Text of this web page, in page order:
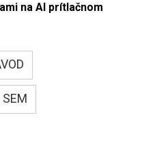
na Al prítlačnom